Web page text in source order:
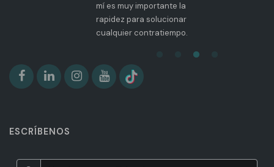
mí es muy importante la
rapidez para solucionar
cualquier contratiempo.
ESCRÍBENOS